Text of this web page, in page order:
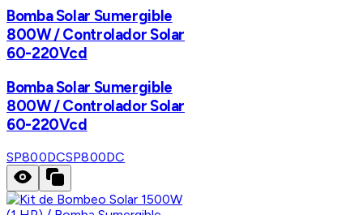
Bomba Solar Sumergible
800W / Controlador Solar
60-220Vcd
Bomba Solar Sumergible
800W / Controlador Solar
60-220Vcd
SP800DCSP800DC